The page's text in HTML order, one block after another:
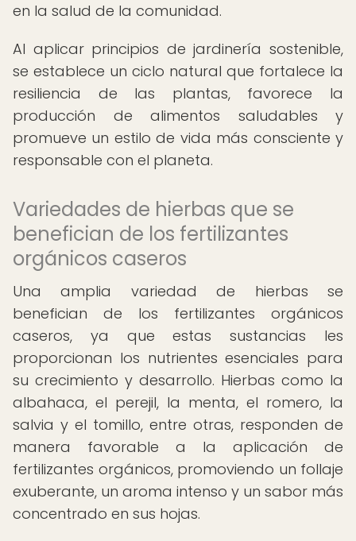
en la salud de la comunidad.
Al aplicar principios de jardinería sostenible,
se establece un ciclo natural que fortalece la
resiliencia de las plantas, favorece la
producción de alimentos saludables y
promueve un estilo de vida más consciente y
responsable con el planeta.
Variedades de hierbas que se
benefician de los fertilizantes
orgánicos caseros
Una amplia variedad de hierbas se
benefician de los fertilizantes orgánicos
caseros, ya que estas sustancias les
proporcionan los nutrientes esenciales para
su crecimiento y desarrollo. Hierbas como la
albahaca, el perejil, la menta, el romero, la
salvia y el tomillo, entre otras, responden de
manera favorable a la aplicación de
fertilizantes orgánicos, promoviendo un follaje
exuberante, un aroma intenso y un sabor más
concentrado en sus hojas.